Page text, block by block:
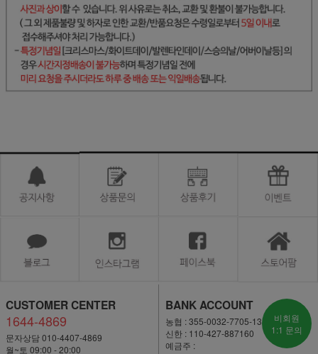
CUSTOMER CENTER
1644-4869
문자상담 010-4407-4869
월~토 09:00 - 20:00
BANK ACCOUNT
농협 : 355-0032-7705-13
신한 : 110-427-887160
예금주 :
비회원
1:1 문의